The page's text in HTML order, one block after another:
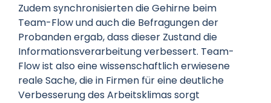
Zudem synchronisierten die Gehirne beim
Team-Flow und auch die Befragungen der
Probanden ergab, dass dieser Zustand die
Informationsverarbeitung verbessert. Team-
Flow ist also eine wissenschaftlich erwiesene
reale Sache, die in Firmen für eine deutliche
Verbesserung des Arbeitsklimas sorgt